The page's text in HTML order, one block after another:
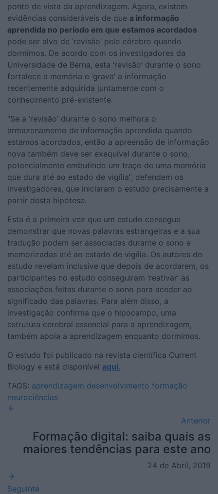
ponto de vista da aprendizagem. Agora, existem
evidências consideráveis de que a informação
aprendida no período em que estamos acordados
pode ser alvo de ‘revisão’ pelo cérebro quando
dormimos. De acordo com os investigadores da
Universidade de Berna, esta ‘revisão’ durante o sono
fortalece a memória e ‘grava’ a informação
recentemente adquirida juntamente com o
conhecimento pré-existente.
“Se a ‘revisão’ durante o sono melhora o
armazenamento de informação aprendida quando
estamos acordados, então a apreensão de informação
nova também deve ser exequível durante o sono,
potencialmente embutindo um traço de uma memória
que dura até ao estado de vigília”, defendem os
investigadores, que iniciaram o estudo precisamente a
partir desta hipótese.
Esta é a primeira vez que um estudo consegue
demonstrar que novas palavras estrangeiras e a sua
tradução podem ser associadas durante o sono e
memorizadas até ao estado de vigília. Os autores do
estudo revelam inclusive que depois de acordarem, os
participantes no estudo conseguiram ‘reativar’ as
associações feitas durante o sono para aceder ao
significado das palavras. Para além disso, a
investigação confirma que o hipocampo, uma
estrutura cerebral essencial para a aprendizagem,
também apoia a aprendizagem enquanto dormimos.
O estudo foi publicado na revista científica Current
Biology e está disponível aqui.
TAGS: aprendizagem desenvolvimento formação
neurociências
Anterior
Formação digital: saiba quais as
maiores tendências para este ano
24 de Abril, 2019
Seguinte